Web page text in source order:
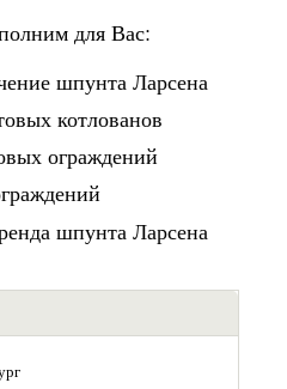
для Вас:
шпунта Ларсена
котлованов
ограждений
шпунта Ларсена